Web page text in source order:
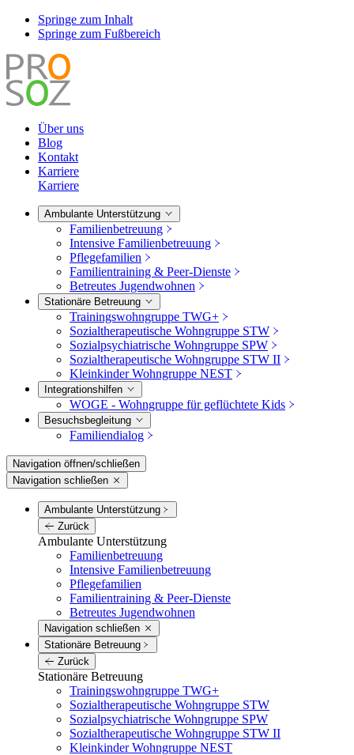
Springe zum Inhalt
Springe zum Fußbereich
Über uns
Blog
Kontakt
Karriere
Karriere
Ambulante Unterstützung
Familienbetreuung
Intensive Familienbetreuung
Pflegefamilien
Familientraining & Peer-Dienste
Betreutes Jugendwohnen
Stationäre Betreuung
Trainingswohngruppe TWG+
Sozialtherapeutische Wohngruppe STW
Sozialpsychiatrische Wohngruppe SPW
Sozialtherapeutische Wohngruppe STW II
Kleinkinder Wohngruppe NEST
Integrations­hilfen
WOGE - Wohngruppe für geflüchtete Kids
Besuchs­begleitung
Familiendialog
Navigation öffnen/schließen
Navigation schließen
Ambulante Unterstützung
Zurück
Ambulante Unterstützung
Familienbetreuung
Intensive Familienbetreuung
Pflegefamilien
Familientraining & Peer-Dienste
Betreutes Jugendwohnen
Navigation schließen
Stationäre Betreuung
Zurück
Stationäre Betreuung
Trainingswohngruppe TWG+
Sozialtherapeutische Wohngruppe STW
Sozialpsychiatrische Wohngruppe SPW
Sozialtherapeutische Wohngruppe STW II
Kleinkinder Wohngruppe NEST